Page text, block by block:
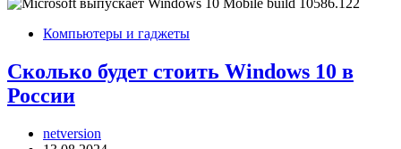
Компьютеры и гаджеты
Сколько будет стоить Windows 10 в
России
netversion